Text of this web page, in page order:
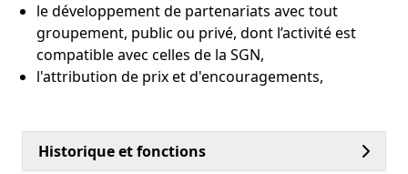
le développement de partenariats avec tout
groupement, public ou privé, dont l’activité est
compatible avec celles de la SGN,
l'attribution de prix et d'encouragements,
Historique et fonctions